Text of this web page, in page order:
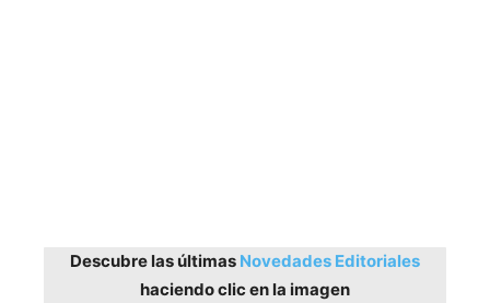
Descubre las últimas Novedades Editoriales
haciendo clic en la imagen